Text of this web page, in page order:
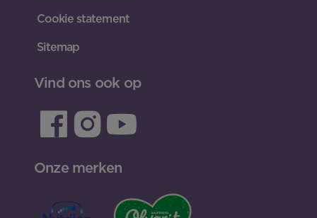
Cookie statement
Sitemap
Vind ons ook op
Onze merken